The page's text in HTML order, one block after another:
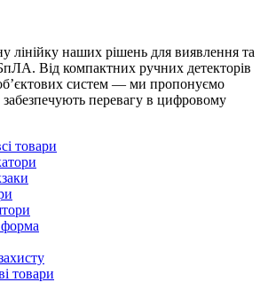
лінійку наших рішень для виявлення та
БпЛА. Від компактних ручних детекторів
систем — ми пропонуємо
забезпечують перевагу в цифровому
товари
товари